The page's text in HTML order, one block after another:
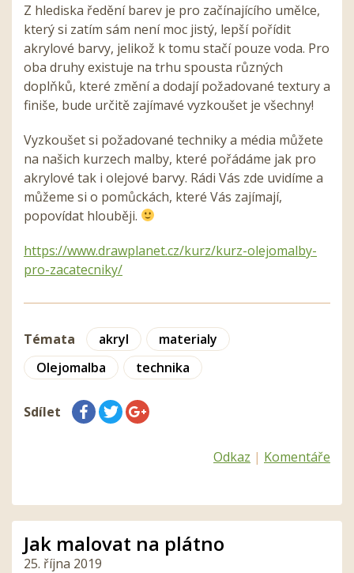
Z hlediska ředění barev je pro začínajícího umělce,
který si zatím sám není moc jistý, lepší pořídit
akrylové barvy, jelikož k tomu stačí pouze voda. Pro
oba druhy existuje na trhu spousta různých
doplňků, které změní a dodají požadované textury a
finiše, bude určitě zajímavé vyzkoušet je všechny!
Vyzkoušet si požadované techniky a média můžete
na našich kurzech malby, které pořádáme jak pro
akrylové tak i olejové barvy. Rádi Vás zde uvidíme a
můžeme si o pomůckách, které Vás zajímají,
popovídat hlouběji.
https://www.drawplanet.cz/kurz/kurz-olejomalby-
pro-zacatecniky/
Témata akryl
materialy
Olejomalba
technika
Sdílet
Odkaz | Komentáře
Jak malovat na plátno
25. října 2019